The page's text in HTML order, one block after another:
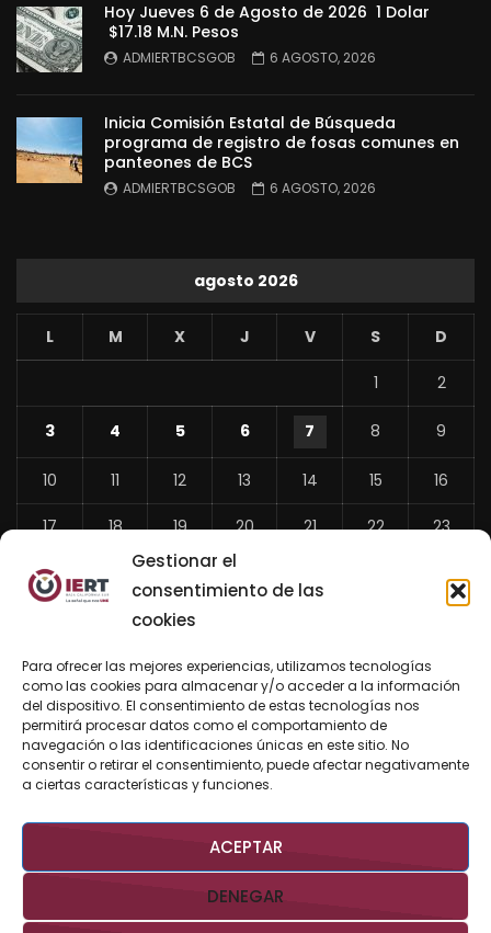
Gestionar el
consentimiento de las
cookies
Para ofrecer las mejores experiencias, utilizamos tecnologías
como las cookies para almacenar y/o acceder a la información
del dispositivo. El consentimiento de estas tecnologías nos
permitirá procesar datos como el comportamiento de
navegación o las identificaciones únicas en este sitio. No
consentir o retirar el consentimiento, puede afectar negativamente
a ciertas características y funciones.
ACEPTAR
DENEGAR
Hoy Jueves 6 de Agosto de 2026 1 Dolar
$17.18 M.N. Pesos
ADMIERTBCSGOB 6 AGOSTO, 2026
Inicia Comisión Estatal de Búsqueda
programa de registro de fosas comunes en
panteones de BCS
ADMIERTBCSGOB 6 AGOSTO, 2026
agosto 2026
L M X J V S D
1 2
3 4 5 6 7 8 9
10 11 12 13 14 15 16
17 18 19 20 21 22 23
24 26 27
«
Jul
BUSCAR AHORA